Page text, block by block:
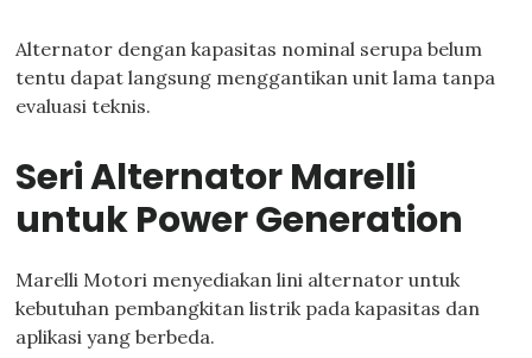
Alternator dengan kapasitas nominal serupa belum
tentu dapat langsung menggantikan unit lama tanpa
evaluasi teknis.
Seri Alternator Marelli
untuk Power Generation
Marelli Motori menyediakan lini alternator untuk
kebutuhan pembangkitan listrik pada kapasitas dan
aplikasi yang berbeda.